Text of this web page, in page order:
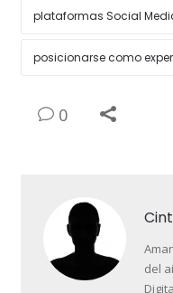
plataformas Social
posicionarse como
0
del